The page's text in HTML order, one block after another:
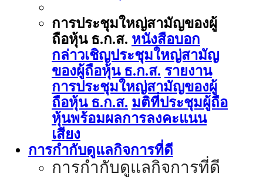
การประชุมใหญ่สามัญของผู้
ถือหุ้น ธ.ก.ส. หนังสือบอก
กล่าวเชิญประชุมใหญ่สามัญ
ของผู้ถือหุ้น ธ.ก.ส. รายงาน
การประชุมใหญ่สามัญของผู้
ถือหุ้น ธ.ก.ส. มติที่ประชุมผู้ถือ
หุ้นพร้อมผลการลงคะแนน
เสียง
การกำกับดูแลกิจการที่ดี
การกำกับดูแลกิจการที่ดี